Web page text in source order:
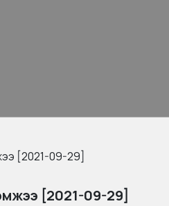
[2021-09-29]
[2021-09-29]